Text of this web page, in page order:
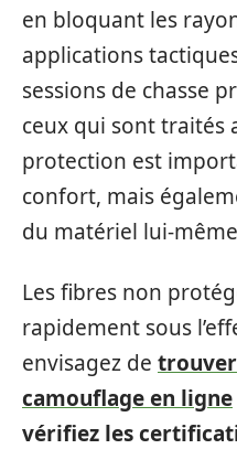
en bloquant les
applications
sessions de chasse
ceux qui sont traités
protection est
confort, mais
du matériel lui-
Les fibres non
rapidement sous
envisagez de
camouflage en ligne
vérifiez les